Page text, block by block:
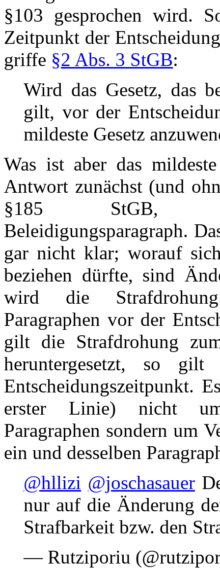
§103 gesprochen wird.
Zeitpunkt der
griffe §2 Abs. 3 StGB:
Wird das Gesetz, das
gilt, vor der
mildeste Gesetz
Was ist aber das
Antwort zunächst (und
§185 StGB,
Beleidigungsparagraph.
gar nicht klar; worauf
beziehen dürfte, sind
wird die
Paragraphen vor der
gilt die Strafdrohung
heruntergesetzt, so
Entscheidungszeitpunkt.
erster Linie) nicht
Paragraphen sondern um
ein und desselben
@hllizi @joschasauer
nur auf die Änderung
Strafbarkeit bzw. den
— Rutziporiu